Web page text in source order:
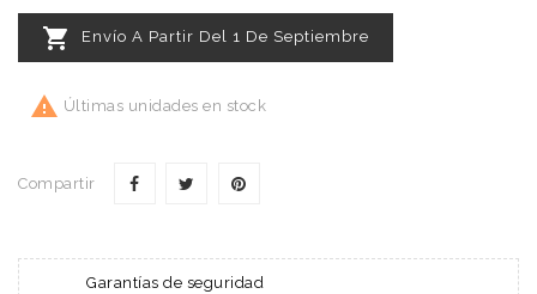
 Envío A Partir Del 1 De Septiembre
 Últimas unidades en stock
Compartir
Garantías de seguridad